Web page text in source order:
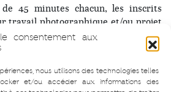
consentement aux
nous utilisons des technologies telles
et/ou accéder aux informations des
45 minutes chacun, les inscrits
travail photographique et/ou projet
Duval, directrice, afin d’être
choix, les aider à situer leur projet